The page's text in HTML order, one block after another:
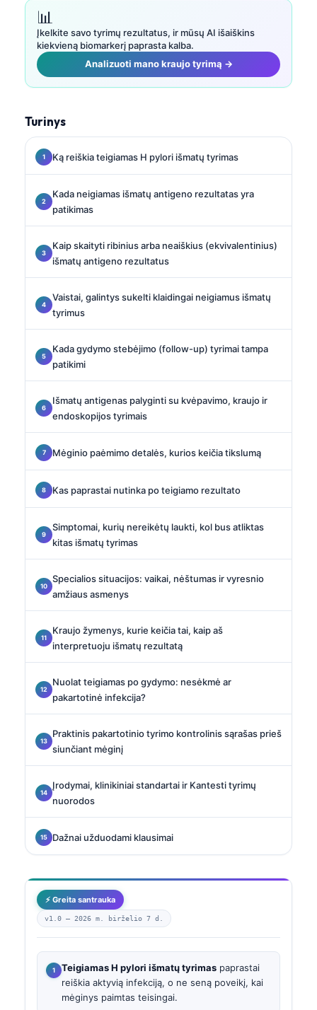
📊
Įkelkite savo tyrimų rezultatus, ir mūsų AI išaiškins
kiekvieną biomarkerį paprasta kalba.
Analizuoti mano kraujo tyrimą →
Turinys
Ką reiškia teigiamas H pylori išmatų tyrimas
Kada neigiamas išmatų antigeno rezultatas yra
patikimas
Kaip skaityti ribinius arba neaiškius (ekvivalentinius)
išmatų antigeno rezultatus
Vaistai, galintys sukelti klaidingai neigiamus išmatų
tyrimus
Kada gydymo stebėjimo (follow-up) tyrimai tampa
patikimi
Išmatų antigenas palyginti su kvėpavimo, kraujo ir
endoskopijos tyrimais
Mėginio paėmimo detalės, kurios keičia tikslumą
Kas paprastai nutinka po teigiamo rezultato
Simptomai, kurių nereikėtų laukti, kol bus atliktas
kitas išmatų tyrimas
Specialios situacijos: vaikai, nėštumas ir vyresnio
amžiaus asmenys
Kraujo žymenys, kurie keičia tai, kaip aš
interpretuoju išmatų rezultatą
Nuolat teigiamas po gydymo: nesėkmė ar
pakartotinė infekcija?
Praktinis pakartotinio tyrimo kontrolinis sąrašas prieš
siunčiant mėginį
Įrodymai, klinikiniai standartai ir Kantesti tyrimų
nuorodos
Dažnai užduodami klausimai
⚡ Greita santrauka
v1.0 — 2026 m. birželio 7 d.
Teigiamas H pylori išmatų tyrimas paprastai
reiškia aktyvią infekciją, o ne seną poveikį, kai
mėginys paimtas teisingai.